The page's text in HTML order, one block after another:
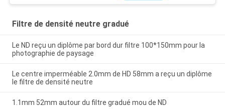
Filtre de densité neutre gradué
Le ND reçu un diplôme par bord dur filtre 100*150mm pour la
photographie de paysage
Le centre imperméable 2.0mm de HD 58mm a reçu un diplôme
le filtre de densité neutre
1.1mm 52mm autour du filtre gradué mou de ND